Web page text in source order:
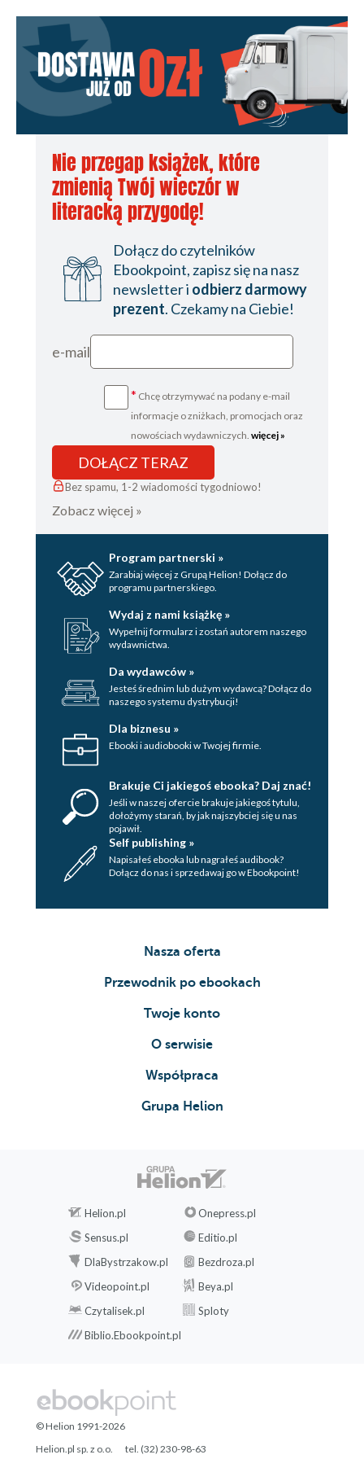
Nie przegap książek, które
zmienią Twój wieczór w
literacką przygodę!
Dołącz do czytelników
Ebookpoint, zapisz się na nasz
newsletter i odbierz darmowy
prezent. Czekamy na Ciebie!
e-mail
* Chcę otrzymywać na podany e-mail
informacje o zniżkach, promocjach oraz
nowościach wydawniczych. więcej »
DOŁĄCZ TERAZ
Bez spamu, 1-2 wiadomości tygodniowo!
Zobacz więcej »
Program partnerski »
Zarabiaj więcej z Grupą Helion! Dołącz do
programu partnerskiego.
Wydaj z nami książkę »
Wypełnij formularz i zostań autorem naszego
wydawnictwa.
Da wydawców »
Jesteś średnim lub dużym wydawcą? Dołącz do
naszego systemu dystrybucji!
Dla biznesu »
Ebooki i audiobooki w Twojej firmie.
Brakuje Ci jakiegoś ebooka? Daj znać!
Jeśli w naszej ofercie brakuje jakiegoś tytulu,
dołożymy starań, by jak najszybciej się u nas
pojawił.
Self publishing »
Napisałeś ebooka lub nagrałeś audibook?
Dołącz do nas i sprzedawaj go w Ebookpoint!
Nasza oferta
Przewodnik po ebookach
Twoje konto
O serwisie
Współpraca
Grupa Helion
Helion.pl
Onepress.pl
Sensus.pl
Editio.pl
DlaBystrzakow.pl
Bezdroza.pl
Videopoint.pl
Beya.pl
Czytalisek.pl
Sploty
Biblio.Ebookpoint.pl
© Helion 1991-2026
Helion.pl sp. z o.o.
tel. (32) 230-98-63